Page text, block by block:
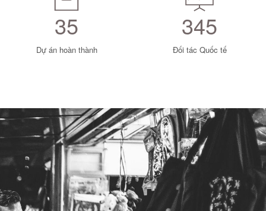
35
Dự án hoàn thành
345
Đối tác Quốc tế